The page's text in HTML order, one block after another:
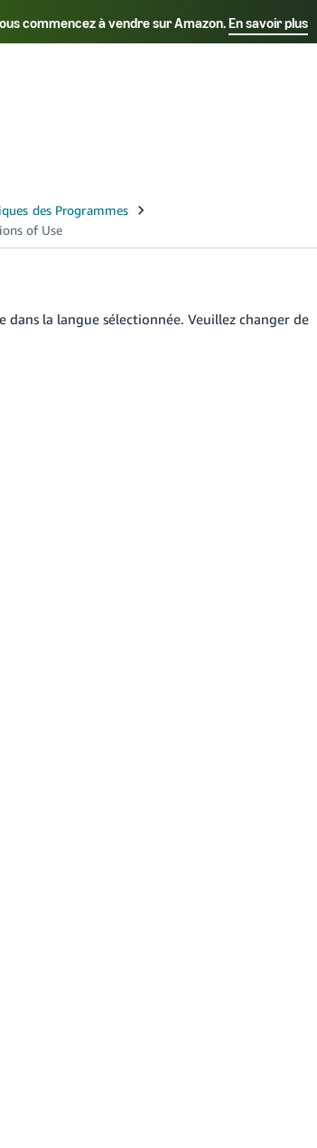
commencez à vendre sur Amazon.En savoir plus
Sélectionnez votre langue préférée
dans la langue sélectionnée. Veuillez changer de